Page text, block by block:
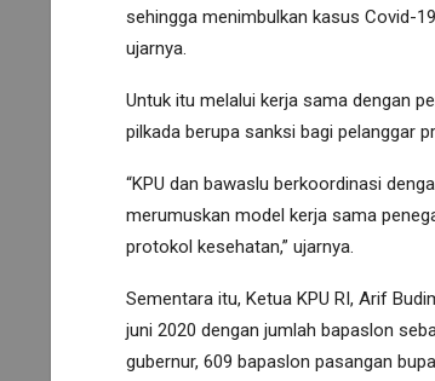
sehingga menimbulkan kasus Covid-
ujarnya.
Untuk itu melalui kerja sama dengan
pilkada berupa sanksi bagi pelanggar
“KPU dan bawaslu berkoordinasi
merumuskan model kerja sama
protokol kesehatan,” ujarnya.
Sementara itu, Ketua KPU RI, Arif
juni 2020 dengan jumlah bapaslon
gubernur, 609 bapaslon pasangan